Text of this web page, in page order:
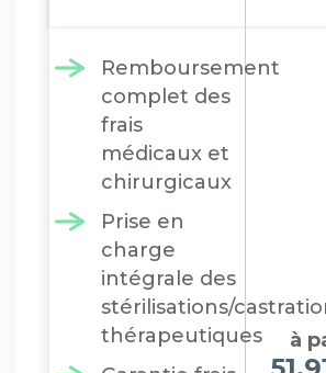
Remboursement
complet des
frais
médicaux et
chirurgicaux
Prise en
charge
intégrale des
stérilisations/
thérapeutiques
à